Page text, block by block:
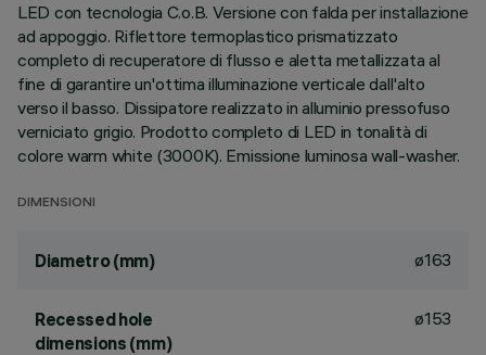
LED con tecnologia C.o.B. Versione con falda per installazione
ad appoggio. Riflettore termoplastico prismatizzato
completo di recuperatore di flusso e aletta metallizzata al
fine di garantire un'ottima illuminazione verticale dall'alto
verso il basso. Dissipatore realizzato in alluminio pressofuso
verniciato grigio. Prodotto completo di LED in tonalità di
colore warm white (3000K). Emissione luminosa wall-washer.
DIMENSIONI
Diametro (mm) ø163
Recessed hole
dimensions (mm)
ø153